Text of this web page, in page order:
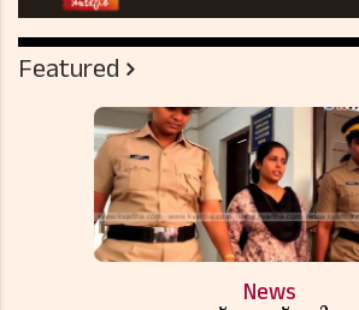
Featured
News